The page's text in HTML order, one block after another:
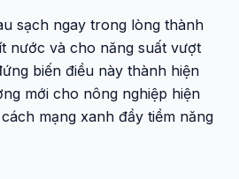
sạch ngay trong lòng thành
nước và cho năng suất vượt
biến điều này thành hiện
mới cho nông nghiệp hiện
mạng xanh đầy tiềm năng